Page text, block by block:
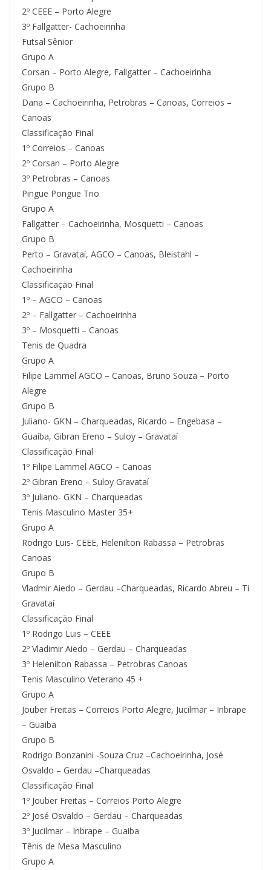
2º CEEE – Porto Alegre
3º Fallgatter- Cachoeirinha
Futsal Sênior
Grupo A
Corsan – Porto Alegre, Fallgatter – Cachoeirinha
Grupo B
Dana – Cachoeirinha, Petrobras – Canoas, Correios –
Canoas
Classificação Final
1º Correios – Canoas
2º Corsan – Porto Alegre
3º Petrobras – Canoas
Pingue Pongue Trio
Grupo A
Fallgatter – Cachoeirinha, Mosquetti – Canoas
Grupo B
Perto – Gravataí, AGCO – Canoas, Bleistahl –
Cachoeirinha
Classificação Final
1º – AGCO – Canoas
2º – Fallgatter – Cachoeirinha
3º – Mosquetti – Canoas
Tenis de Quadra
Grupo A
Filipe Lammel AGCO – Canoas, Bruno Souza – Porto
Alegre
Grupo B
Juliano- GKN – Charqueadas, Ricardo – Engebasa –
Guaíba, Gibran Ereno – Suloy – Gravataí
Classificação Final
1º Filipe Lammel AGCO – Canoas
2º Gibran Ereno – Suloy Gravataí
3º Juliano- GKN – Charqueadas
Tenis Masculino Master 35+
Grupo A
Rodrigo Luis- CEEE, Helenilton Rabassa – Petrobras
Canoas
Grupo B
Vladmir Aiedo – Gerdau –Charqueadas, Ricardo Abreu – Ti
Gravataí
Classificação Final
1º Rodrigo Luis – CEEE
2º Vladimir Aiedo – Gerdau – Charqueadas
3º Helenilton Rabassa – Petrobras Canoas
Tenis Masculino Veterano 45 +
Grupo A
Jouber Freitas – Correios Porto Alegre, Jucilmar – Inbrape
– Guaiba
Grupo B
Rodrigo Bonzanini -Souza Cruz –Cachoeirinha, José
Osvaldo – Gerdau –Charqueadas
Classificação Final
1º Jouber Freitas – Correios Porto Alegre
2º José Osvaldo – Gerdau – Charqueadas
3º Jucilmar – Inbrape – Guaiba
Tênis de Mesa Masculino
Grupo A